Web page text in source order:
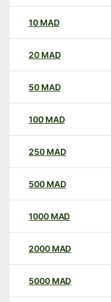
10 MAD
20 MAD
50 MAD
100 MAD
250 MAD
500 MAD
1000 MAD
2000 MAD
5000 MAD